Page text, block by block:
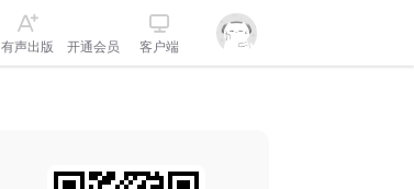
有声出版 开通会员 客户端